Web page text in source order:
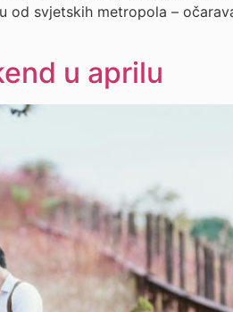
svjetskih metropola –
u aprilu